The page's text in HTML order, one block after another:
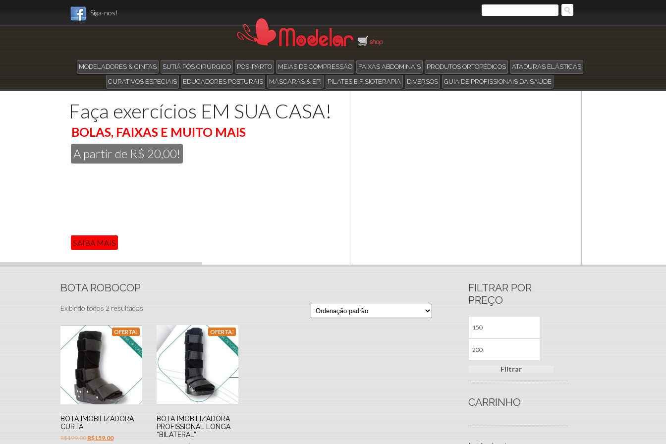
Siga-nos!
MODELADORES & CINTAS SUTIÃ PÓS CIRÚRGICO PÓS-PARTO MEIAS DE COMPRESSÃO FAIXAS ABDOMINAIS PRODUTOS ORTOPÉDICOS
ATADURAS ELÁSTICAS
CURATIVOS ESPECIAIS
EDUCADORES POSTURAIS MÁSCARAS & EPI PILATES E FISIOTERAPIA DIVERSOS GUIA DE PROFISSIONAIS DA SAÚDE
SAIBA MAIS
BOTA ROBOCOP
Exibindo todos 2 resultados
OFERTA!
BOTA IMOBILIZADORA
CURTA
R$199.00 R$159.00
OFERTA!
BOTA IMOBILIZADORA
PROFISSIONAL LONGA
“BILATERAL”
FILTRAR POR
PREÇO
Filtrar
CARRINHO